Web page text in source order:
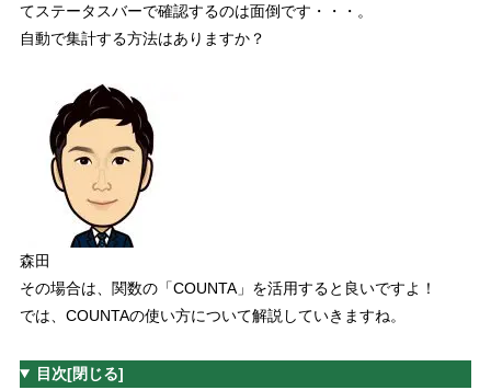
てステータスバーで確認するのは面倒です・・・。
自動で集計する方法はありますか？
森田
その場合は、関数の「COUNTA」 を活用すると良いですよ！
では、COUNTAの使い方について解説していきますね。
目次[閉じる]